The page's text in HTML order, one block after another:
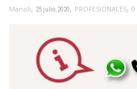
Manoli, 25 julio, 2020, PROFESIONALES, 0